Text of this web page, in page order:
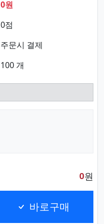
0원
0점
주문시 결제
100 개
0원
바로구매